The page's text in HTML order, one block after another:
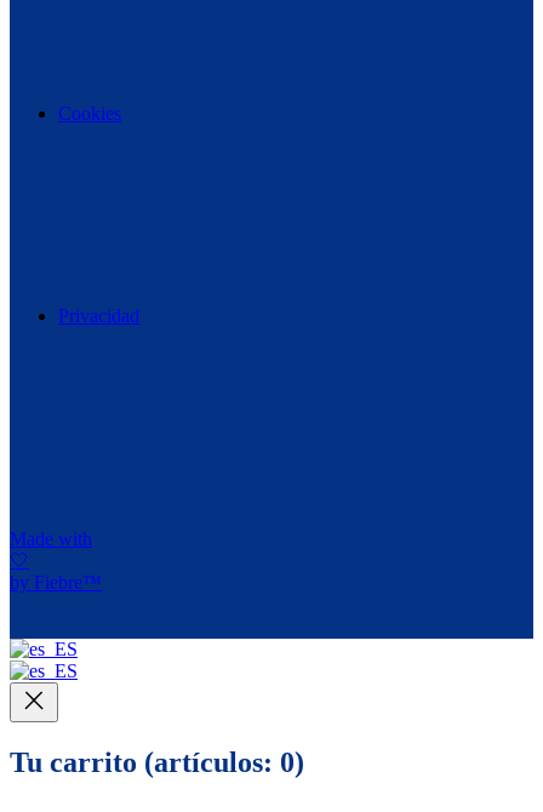
Cookies
Privacidad
Made with
🤍
by Fiebre™
Tu carrito (artículos: 0)